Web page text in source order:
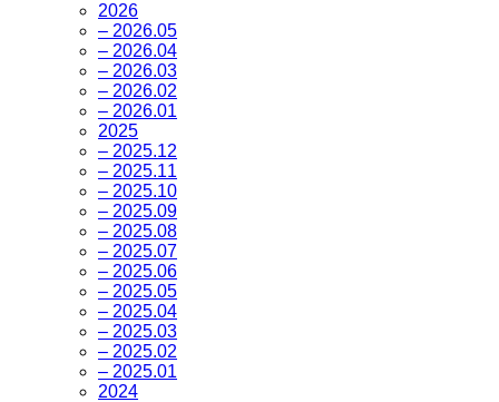
2026
– 2026.05
– 2026.04
– 2026.03
– 2026.02
– 2026.01
2025
– 2025.12
– 2025.11
– 2025.10
– 2025.09
– 2025.08
– 2025.07
– 2025.06
– 2025.05
– 2025.04
– 2025.03
– 2025.02
– 2025.01
2024